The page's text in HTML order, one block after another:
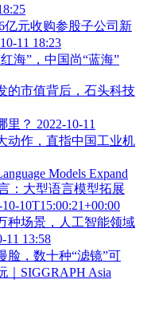
亿元收购参股子公司新
11 18:23
海”，中国尚“蓝海”
的市值背后，石头科技
？ 2022-10-11
动作，直指中国工业机
Models Expand
：大型语言模型拓展
10T15:00:21+00:00
种场景，人工智能领域
11 13:58
脸，数十种“滤镜”可
｜SIGGRAPH Asia